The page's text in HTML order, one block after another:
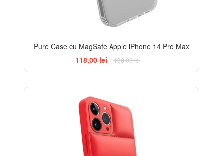
Pure Case cu MagSafe Apple iPhone 14 Pro Max
118,00 lei
138,00 lei